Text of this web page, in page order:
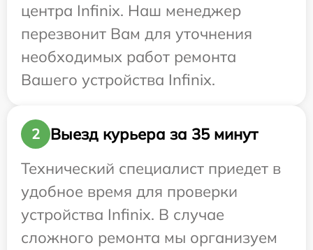
центра Infinix. Наш менеджер
перезвонит Вам для уточнения
необходимых работ ремонта
Вашего устройства Infinix.
2
Выезд курьера за 35 минут
Технический специалист приедет в
удобное время для проверки
устройства Infinix. В случае
сложного ремонта мы организуем